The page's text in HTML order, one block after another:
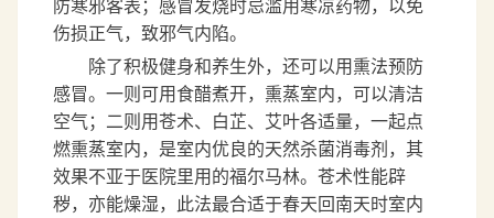
防寒邪客表；感冒发烧时忌滥用寒凉药物，以免
伤损正气，致邪气内陷。
除了积极健身和养生外，还可以用熏法预防
感冒。一则可用食醋煮开，熏蒸室内，可以清洁
空气；二则用苍术、白芷、艾叶各适量，一起点
燃熏蒸室内，是室内优良的天然杀菌消毒剂，其
效果不亚于医院里用的福尔马林。苍术性能辟
秽，亦能燥湿，此法最合适于春天回南天时室内